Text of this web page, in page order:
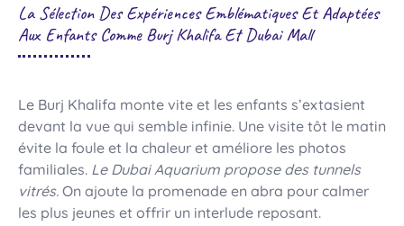
La Sélection Des Expériences Emblématiques Et Adaptées
Aux Enfants Comme Burj Khalifa Et Dubai Mall
Le Burj Khalifa monte vite et les enfants s’extasient
devant la vue qui semble infinie. Une visite tôt le matin
évite la foule et la chaleur et améliore les photos
familiales. Le Dubai Aquarium propose des tunnels
vitrés. On ajoute la promenade en abra pour calmer
les plus jeunes et offrir un interlude reposant.